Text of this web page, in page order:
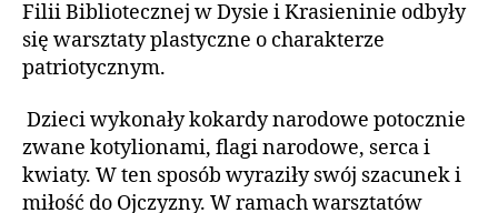
Filii Bibliotecznej w Dysie i Krasieninie odbyły
się warsztaty plastyczne o charakterze
patriotycznym.
Dzieci wykonały kokardy narodowe potocznie
zwane kotylionami, flagi narodowe, serca i
kwiaty. W ten sposób wyraziły swój szacunek i
miłość do Ojczyzny. W ramach warsztatów